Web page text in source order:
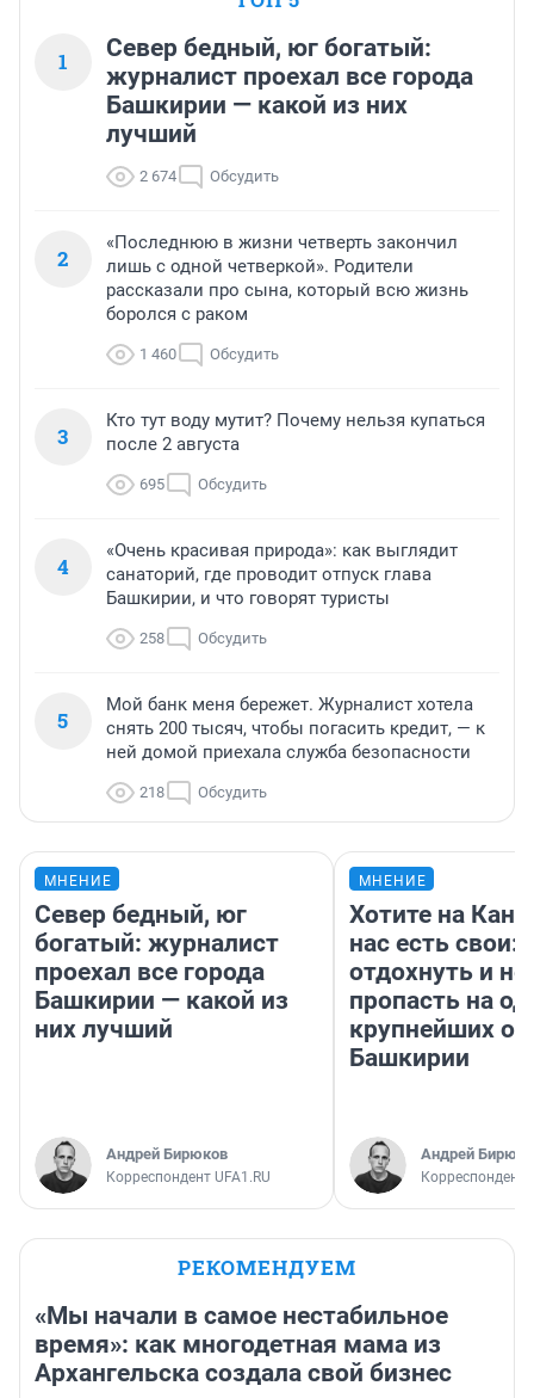
1
Север бедный, юг богатый:
журналист проехал все города
Башкирии — какой из них
лучший
2 674 Обсудить
2
«Последнюю в жизни четверть закончил
лишь с одной четверкой». Родители
рассказали про сына, который всю жизнь
боролся с раком
1 460 Обсудить
3
Кто тут воду мутит? Почему нельзя купаться
после 2 августа
695 Обсудить
4
«Очень красивая природа»: как выглядит
санаторий, где проводит отпуск глава
Башкирии, и что говорят туристы
258 Обсудить
5
Мой банк меня бережет. Журналист хотела
снять 200 тысяч, чтобы погасить кредит, — к
ней домой приехала служба безопасности
218 Обсудить
МНЕНИЕ
Север бедный, юг
богатый: журналист
проехал все города
Башкирии — какой из
них лучший
Андрей Бирюков
Корреспондент UFA1.RU
МНЕНИЕ
Хотите на
нас есть свои:
отдохнуть и не
пропасть на
крупнейших
Башкирии
Андрей
Корреспондент
РЕКОМЕНДУЕМ
«Мы начали в самое нестабильное
время»: как многодетная мама из
Архангельска создала свой бизнес